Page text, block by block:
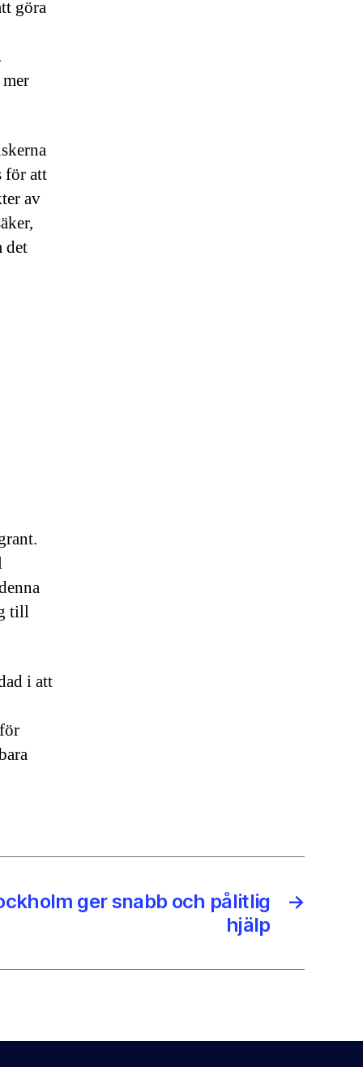
göra
för att
av
det
till
i att
→
ger snabb och pålitlig
hjälp